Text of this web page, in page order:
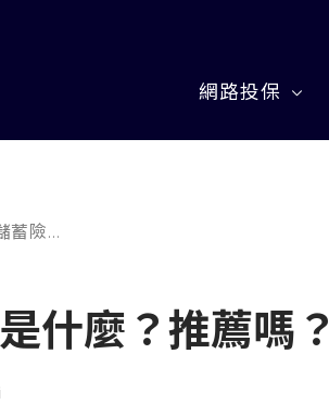
網路投保
郵局儲蓄險是什麼？推薦嗎？
什麼？推薦嗎？